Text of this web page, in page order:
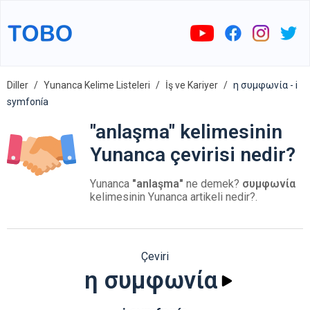
Diller Yunanca Kelime Listeleri İş ve Kariyer
η συμφωνία - i
symfonía
"anlaşma" kelimesinin
Yunanca çevirisi nedir?
Yunanca "anlaşma" ne demek? συμφωνία
kelimesinin Yunanca artikeli nedir?.
Çeviri
η συμφωνία